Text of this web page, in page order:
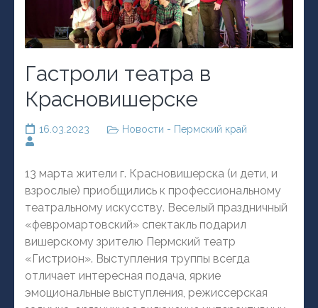
Гастроли театра в
Красновишерске
16.03.2023 Новости - Пермский край
13 марта жители г. Красновишерска (и дети, и
взрослые) приобщились к профессиональному
театральному искусству. Веселый праздничный
«февромартовский» спектакль подарил
вишерскому зрителю Пермский театр
«Гистрион». Выступления труппы всегда
отличает интересная подача, яркие
эмоциональные выступления, режиссерская